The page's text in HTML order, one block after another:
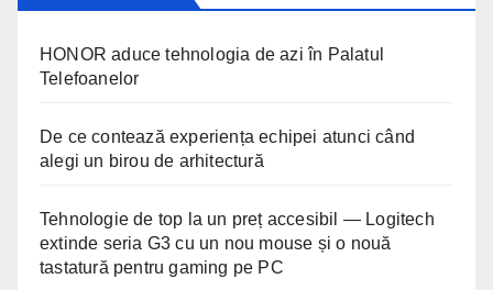
HONOR aduce tehnologia de azi în Palatul
Telefoanelor
De ce contează experiența echipei atunci când
alegi un birou de arhitectură
Tehnologie de top la un preț accesibil — Logitech
extinde seria G3 cu un nou mouse și o nouă
tastatură pentru gaming pe PC